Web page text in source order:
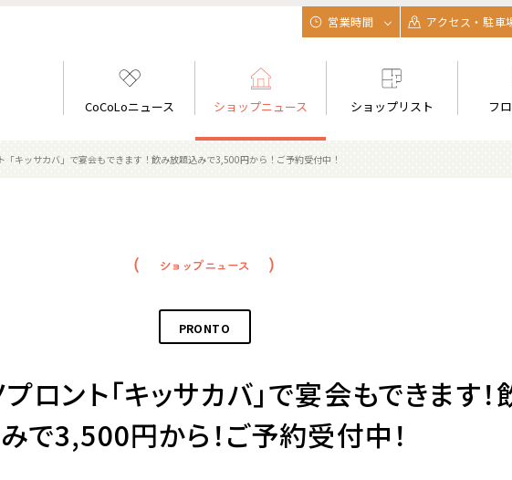
CoCoLoニュース ショップニュース ショップリスト フ
営業時間 アクセス・駐車
「キッサカバ」で宴会もできます！飲み放題込みで3,500円から！ご予約受付中！
PRONTO
プロント「キッサカバ」で宴会もできます
みで3,500円から！ご予約受付中！